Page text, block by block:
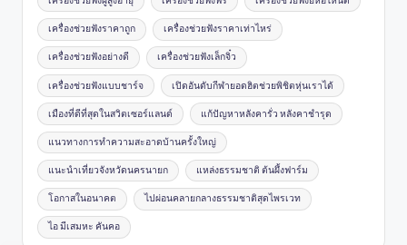
เครื่องช่วยฟังราคาถูก เครื่องช่วยฟังราคาเท่าไหร่
เครื่องช่วยฟังอย่างดี เครื่องช่วยฟังเล็กจิ๋ว
เครื่องช่วยฟังแบบชาร์จ เปิดอันดับกีฬายอดฮิตช่วยพิชิตหุ่นเราได้
เมืองที่ดีที่สุดในสวิตเซอร์แลนด์ แก้ปัญหาหลังคารั่ว หลังคาชำรุด
แนวทางการทำความสะอาดบ้านครั้งใหญ่
แนะนำเที่ยวจังหวัดนครนายก แหล่งธรรมชาติ ต้นผึ้งฟาร์ม
โอกาสในอนาคต ไปผ่อนคลายกลางธรรมชาติสุดไพรเวท
ไอ มีเสมหะ คันคอ